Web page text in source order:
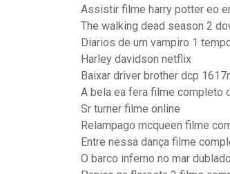
Assistir filme harry potter eo
The walking dead season 2
Diarios de um vampiro 1
Harley davidson netflix
Baixar driver brother dcp
A bela ea fera filme completo
Sr turner filme online
Relampago mcqueen filme
Entre nessa dança filme
O barco inferno no mar dublado